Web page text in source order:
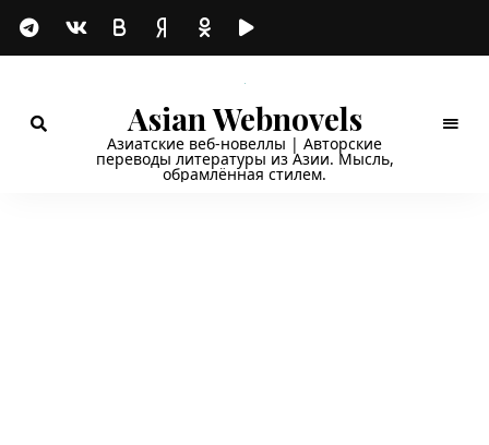
Asian Webnovels
Азиатские веб-новеллы | Авторские
переводы литературы из Азии. Мысль,
обрамлённая стилем.